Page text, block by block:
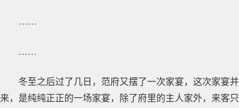
……
……
冬至之后过了几日，范府又摆了一次家宴，这次家宴
来，是纯纯正正的一场家宴，除了府里的主人家外，来客只